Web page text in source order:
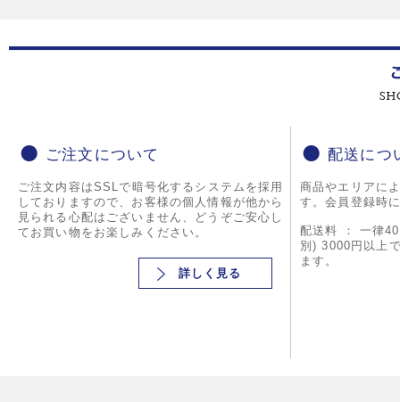
ご注文について
ご注文内容はSSLで暗号化するシステムを採用
しておりますので、お客様の個人情報が他から
見られる心配はございません、どうぞご安心し
てお買い物をお楽しみください。
詳しく見る
配送につ
商品やエリアに
す。会員登録時
配送料 ： 一律
別) 3000円以上
ます。